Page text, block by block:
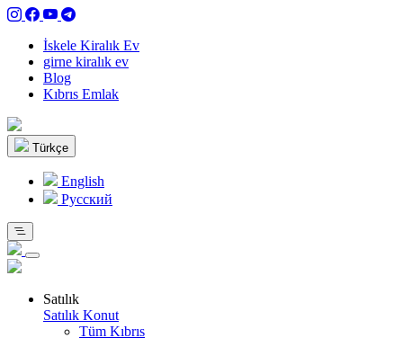
İskele Kiralık Ev
girne kiralık ev
Blog
Kıbrıs Emlak
Türkçe
English
Pусский
Satılık
Satılık Konut
Tüm Kıbrıs